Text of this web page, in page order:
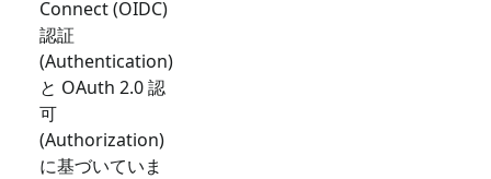
Connect (OIDC)
認証
(Authentication)
と OAuth 2.0 認
可
(Authorization)
に基づいていま